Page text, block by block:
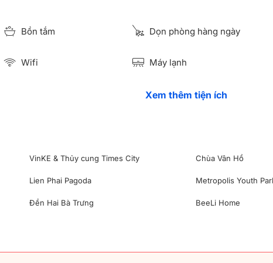
Bồn tắm Dọn phòng hàng ngày
Wifi Máy lạnh
Xem thêm tiện ích
VinKE & Thủy cung Times City Chùa Vân Hồ
Lien Phai Pagoda Metropolis Youth
Đền Hai Bà Trưng BeeLi Home